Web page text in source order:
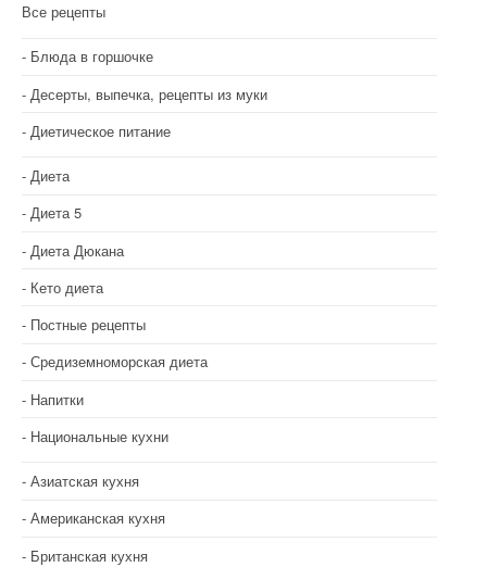
Все рецепты
Блюда в горшочке
Десерты, выпечка, рецепты из муки
Диетическое питание
Диета
Диета 5
Диета Дюкана
Кето диета
Постные рецепты
Средиземноморская диета
Напитки
Национальные кухни
Азиатская кухня
Американская кухня
Британская кухня